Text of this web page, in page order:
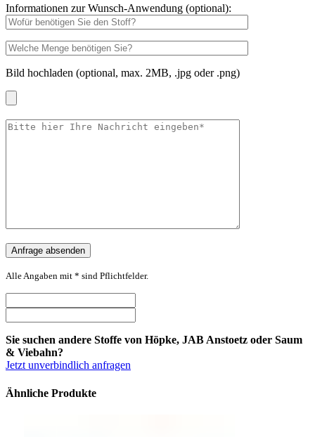
Informationen zur Wunsch-Anwendung (optional):
Bild hochladen (optional, max. 2MB, .jpg oder .png)
Alle Angaben mit * sind Pflichtfelder.
Sie suchen andere Stoffe von Höpke, JAB Anstoetz oder Saum
& Viebahn?
Jetzt unverbindlich anfragen
Ähnliche Produkte